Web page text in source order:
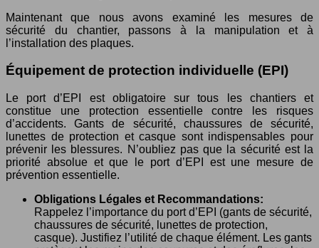
Maintenant que nous avons examiné les mesures de
sécurité du chantier, passons à la manipulation et à
l’installation des plaques.
Équipement de protection individuelle (EPI)
Le port d’EPI est obligatoire sur tous les chantiers et
constitue une protection essentielle contre les risques
d’accidents. Gants de sécurité, chaussures de sécurité,
lunettes de protection et casque sont indispensables pour
prévenir les blessures. N’oubliez pas que la sécurité est la
priorité absolue et que le port d’EPI est une mesure de
prévention essentielle.
Obligations Légales et Recommandations:
Rappelez l’importance du port d’EPI (gants de sécurité,
chaussures de sécurité, lunettes de protection,
casque). Justifiez l’utilité de chaque élément. Les gants